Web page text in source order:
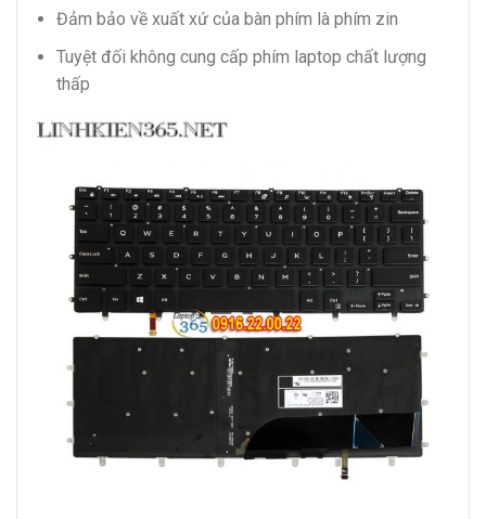
Đảm bảo về xuất xứ của bàn phím là phím zin
Tuyệt đối không cung cấp phím laptop chất lượng
thấp